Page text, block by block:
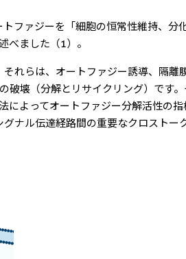
ファジーを「細胞の恒常性維持、分
べました（1）。
れらは、オートファジー誘導、隔
破壊（分解とリサイクリング）です
よってオートファジー分解活性の
ナル伝達経路間の重要なクロストー